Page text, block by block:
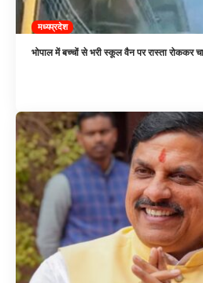
मध्यप्रदेश
भोपाल में बच्चों से भरी स्कूल वैन पर रास्ता रोककर